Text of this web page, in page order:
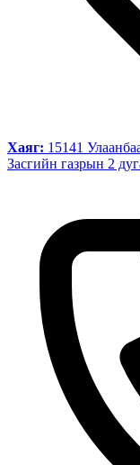
Хаяг: 15141
Засгийн газрын 2